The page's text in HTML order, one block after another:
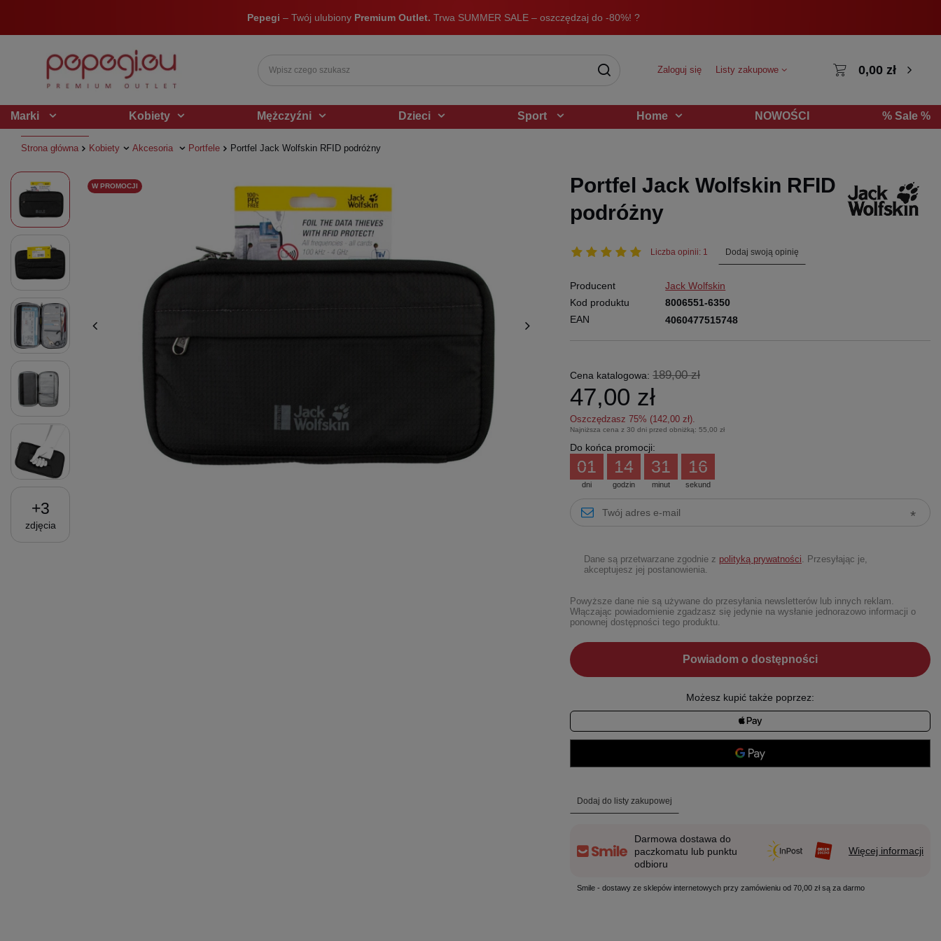
Pepegi – Twój ulubiony Premium Outlet. Trwa SUMMER SALE – oszczędzaj do -80%! ?
Zaloguj się Listy zakupowe 0,00 zł
Marki Kobiety Mężczyźni Dzieci Sport Home NOWOŚCI % Sale %
Strona główna Kobiety Akcesoria Portfele Portfel Jack Wolfskin RFID podróżny
+3
zdjęcia
W PROMOCJI
Portfel Jack Wolfskin RFID
podróżny
Liczba opinii: 1 Dodaj swoją opinię
Producent
Jack Wolfskin
Kod produktu
8006551-6350
EAN
4060477515748
Cena katalogowa: 189,00 zł
47,00 zł
Oszczędzasz 75% (142,00 zł).
Najniższa cena z 30 dni przed obniżką: 55,00 zł
Do końca promocji:
dni
01
godzin
14
minut
31
sekund
16
Dane są przetwarzane zgodnie z polityką prywatności. Przesyłając je,
akceptujesz jej postanowienia.
Powyższe dane nie są używane do przesyłania newsletterów lub innych reklam.
Włączając powiadomienie zgadzasz się jedynie na wysłanie jednorazowo informacji o
ponownej dostępności tego produktu.
Powiadom o dostępności
Możesz kupić także poprzez:
Dodaj do listy zakupowej
Darmowa dostawa do
paczkomatu lub punktu
odbioru
Więcej informacji
Smile - dostawy ze sklepów internetowych przy zamówieniu od 70,00 zł są za darmo